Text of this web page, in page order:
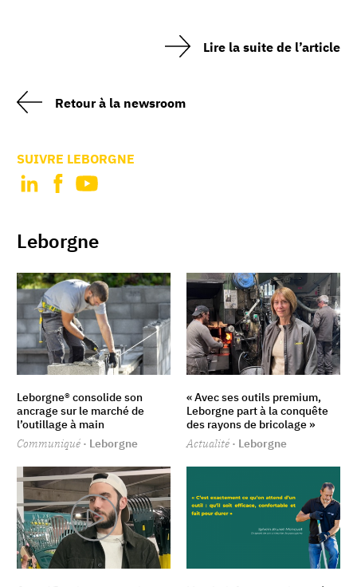
Lire la suite de l’article
Retour à la newsroom
SUIVRE LEBORGNE
Leborgne
Leborgne® consolide son
ancrage sur le marché de
l’outillage à main
Communiqué · Leborgne
« Avec ses outils premium,
Leborgne part à la conquête
des rayons de bricolage »
Actualité · Leborgne